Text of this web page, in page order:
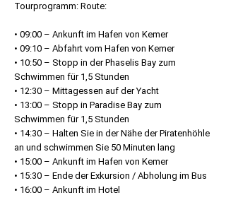
Tourprogramm: Route:
• 09:00 – Ankunft im Hafen von Kemer
• 09:10 – Abfahrt vom Hafen von Kemer
• 10:50 – Stopp in der Phaselis Bay zum
Schwimmen für 1,5 Stunden
• 12:30 – Mittagessen auf der Yacht
• 13:00 – Stopp in Paradise Bay zum
Schwimmen für 1,5 Stunden
• 14:30 – Halten Sie in der Nähe der Piratenhöhle
an und schwimmen Sie 50 Minuten lang
• 15:00 – Ankunft im Hafen von Kemer
• 15:30 – Ende der Exkursion / Abholung im Bus
• 16:00 – Ankunft im Hotel